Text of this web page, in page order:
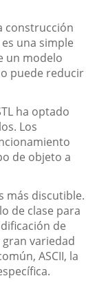
construcción
una simple
un modelo
puede reducir
ha optado
Los
de objeto a
más discutible.
de clase para
de
variedad
ASCII, la